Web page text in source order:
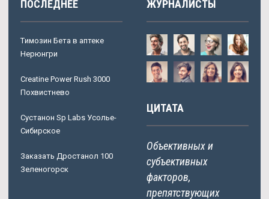
ПОСЛЕДНЕЕ
Tимозин Бета в аптеке
Нерюнгри
Сreatine Power Rush 3000
Похвистнево
Сустанон Sp Labs Усолье-
Сибирское
Заказать Дростанол 100
Зеленогорск
ЖУРНАЛИСТЫ
ЦИТАТА
Объективных и
субъективных
факторов,
препятствующих